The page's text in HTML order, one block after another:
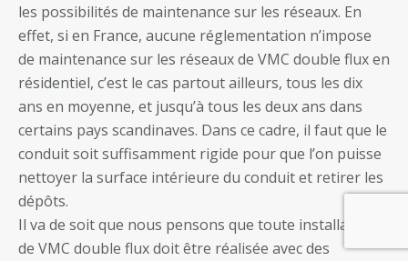
les possibilités de maintenance sur les réseaux. En
effet, si en France, aucune réglementation n’impose
de maintenance sur les réseaux de VMC double flux en
résidentiel, c’est le cas partout ailleurs, tous les dix
ans en moyenne, et jusqu’à tous les deux ans dans
certains pays scandinaves. Dans ce cadre, il faut que le
conduit soit suffisamment rigide pour que l’on puisse
nettoyer la surface intérieure du conduit et retirer les
dépôts.
Il va de soit que nous pensons que toute installation
de VMC double flux doit être réalisée avec des